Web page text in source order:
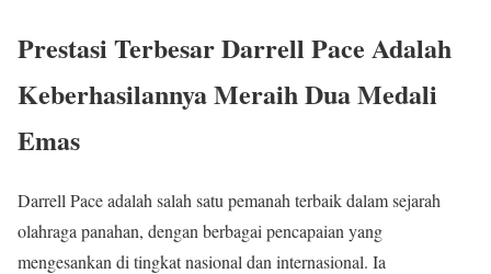
Prestasi Terbesar Darrell Pace Adalah
Keberhasilannya Meraih Dua Medali
Emas
Darrell Pace adalah salah satu pemanah terbaik dalam sejarah
olahraga panahan, dengan berbagai pencapaian yang
mengesankan di tingkat nasional dan internasional. Ia